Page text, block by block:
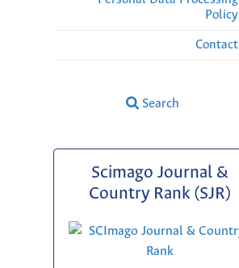
Policy
Contact
Search
Scimago Journal &
Country Rank (SJR)